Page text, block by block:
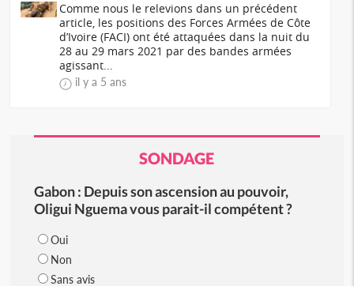
Comme nous le relevions dans un précédent
article, les positions des Forces Armées de Côte
d’Ivoire (FACI) ont été attaquées dans la nuit du
28 au 29 mars 2021 par des bandes armées
agissant...
il y a 5 ans
SONDAGE
Gabon : Depuis son ascension au pouvoir,
Oligui Nguema vous parait-il compétent ?
Oui
Non
Sans avis